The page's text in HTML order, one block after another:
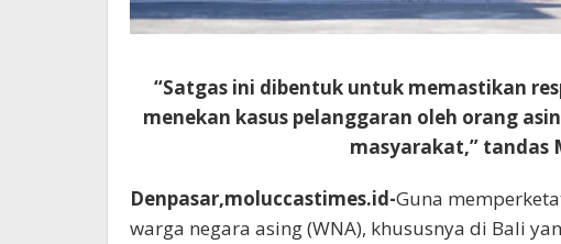
“Satgas ini dibentuk untuk memastikan
menekan kasus pelanggaran oleh orang
masyarakat,” tandas
Denpasar,moluccastimes.id-Guna
warga negara asing (WNA), khususnya di Bali